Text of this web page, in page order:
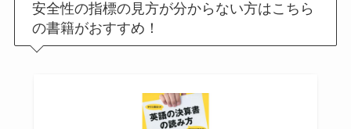
安全性の指標の見方が分からない方はこちら
の書籍がおすすめ！